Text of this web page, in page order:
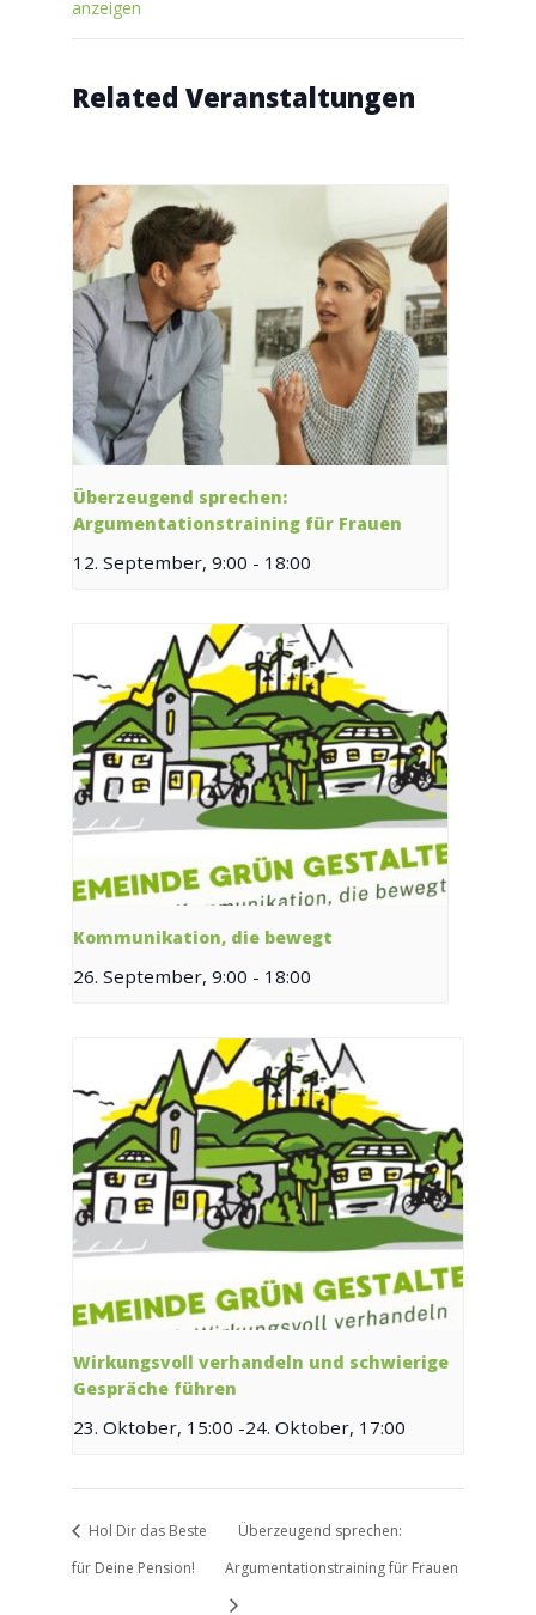
anzeigen
Related Veranstaltungen
Überzeugend sprechen:
Argumentationstraining für Frauen
12. September, 9:00 - 18:00
Kommunikation, die bewegt
26. September, 9:00 - 18:00
Wirkungsvoll verhandeln und schwierige
Gespräche führen
23. Oktober, 15:00 -24. Oktober, 17:00
Hol Dir das Beste
für Deine Pension!
Überzeugend sprechen:
Argumentationstraining für Frauen